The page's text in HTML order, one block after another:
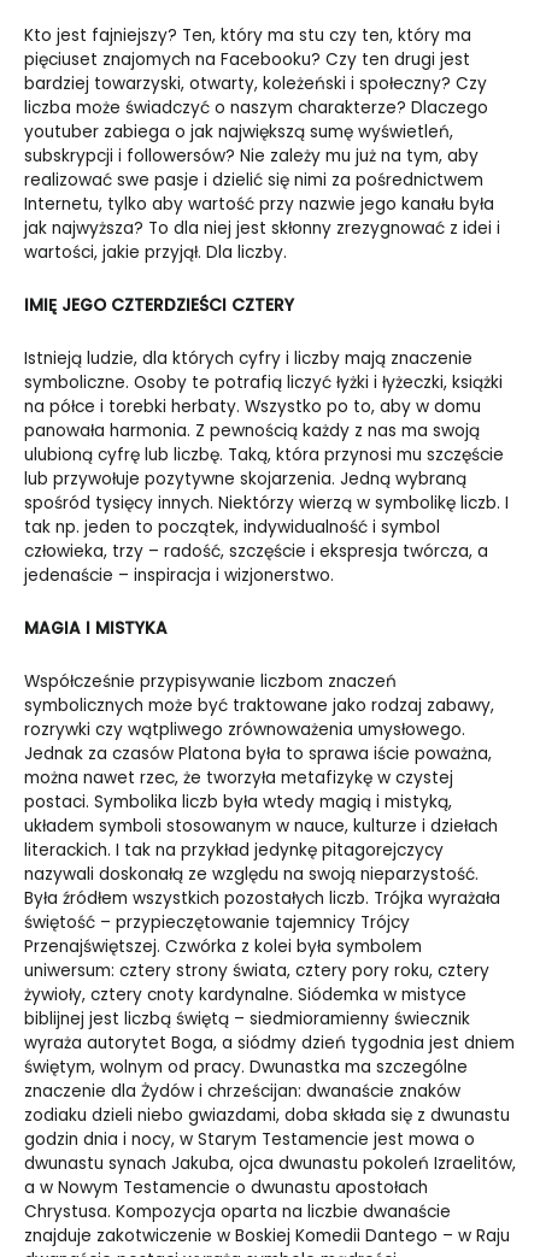
Kto jest fajniejszy? Ten, który ma stu czy ten, który ma
pięciuset znajomych na Facebooku? Czy ten drugi jest
bardziej towarzyski, otwarty, koleżeński i społeczny? Czy
liczba może świadczyć o naszym charakterze? Dlaczego
youtuber zabiega o jak największą sumę wyświetleń,
subskrypcji i followersów? Nie zależy mu już na tym, aby
realizować swe pasje i dzielić się nimi za pośrednictwem
Internetu, tylko aby wartość przy nazwie jego kanału była
jak najwyższa? To dla niej jest skłonny zrezygnować z idei i
wartości, jakie przyjął. Dla liczby.
IMIĘ JEGO CZTERDZIEŚCI CZTERY
Istnieją ludzie, dla których cyfry i liczby mają znaczenie
symboliczne. Osoby te potrafią liczyć łyżki i łyżeczki, książki
na półce i torebki herbaty. Wszystko po to, aby w domu
panowała harmonia. Z pewnością każdy z nas ma swoją
ulubioną cyfrę lub liczbę. Taką, która przynosi mu szczęście
lub przywołuje pozytywne skojarzenia. Jedną wybraną
spośród tysięcy innych. Niektórzy wierzą w symbolikę liczb. I
tak np. jeden to początek, indywidualność i symbol
człowieka, trzy – radość, szczęście i ekspresja twórcza, a
jedenaście – inspiracja i wizjonerstwo.
MAGIA I MISTYKA
Współcześnie przypisywanie liczbom znaczeń
symbolicznych może być traktowane jako rodzaj zabawy,
rozrywki czy wątpliwego zrównoważenia umysłowego.
Jednak za czasów Platona była to sprawa iście poważna,
można nawet rzec, że tworzyła metafizykę w czystej
postaci. Symbolika liczb była wtedy magią i mistyką,
układem symboli stosowanym w nauce, kulturze i dziełach
literackich. I tak na przykład jedynkę pitagorejczycy
nazywali doskonałą ze względu na swoją nieparzystość.
Była źródłem wszystkich pozostałych liczb. Trójka wyrażała
świętość – przypieczętowanie tajemnicy Trójcy
Przenajświętszej. Czwórka z kolei była symbolem
uniwersum: cztery strony świata, cztery pory roku, cztery
żywioły, cztery cnoty kardynalne. Siódemka w mistyce
biblijnej jest liczbą świętą – siedmioramienny świecznik
wyraża autorytet Boga, a siódmy dzień tygodnia jest dniem
świętym, wolnym od pracy. Dwunastka ma szczególne
znaczenie dla Żydów i chrześcijan: dwanaście znaków
zodiaku dzieli niebo gwiazdami, doba składa się z dwunastu
godzin dnia i nocy, w Starym Testamencie jest mowa o
dwunastu synach Jakuba, ojca dwunastu pokoleń Izraelitów,
a w Nowym Testamencie o dwunastu apostołach
Chrystusa. Kompozycja oparta na liczbie dwanaście
znajduje zakotwiczenie w Boskiej Komedii Dantego – w Raju